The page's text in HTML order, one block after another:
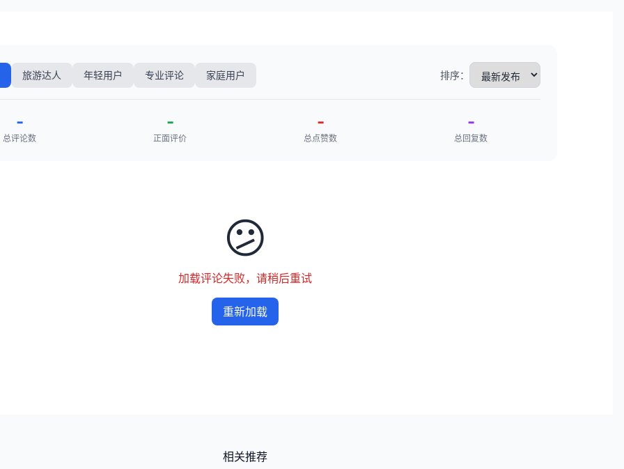
旅游达人 年轻用户 专业评论 家庭用户 排序：
-
总评论数
-
正面评价
-
总点赞数
-
总回复数
😕
加载评论失败，请稍后重试
重新加载
相关推荐